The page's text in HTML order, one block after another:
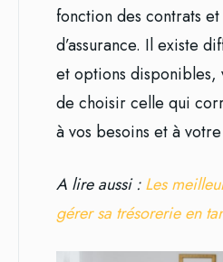
fonction des contrats
d’assurance. Il existe
et options disponibles,
de choisir celle qui
à vos besoins et à
A lire aussi :Les
gérer sa trésorerie en